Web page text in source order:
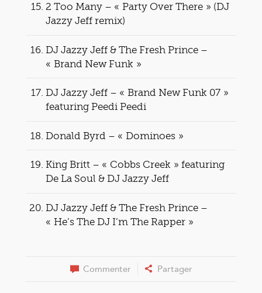
2 Too Many – « Party Over There » (DJ
Jazzy Jeff remix)
DJ Jazzy Jeff & The Fresh Prince –
« Brand New Funk »
DJ Jazzy Jeff – « Brand New Funk 07 »
featuring Peedi Peedi
Donald Byrd – « Dominoes »
King Britt – « Cobbs Creek » featuring
De La Soul & DJ Jazzy Jeff
DJ Jazzy Jeff & The Fresh Prince –
« He’s The DJ I’m The Rapper »
Commenter Partager